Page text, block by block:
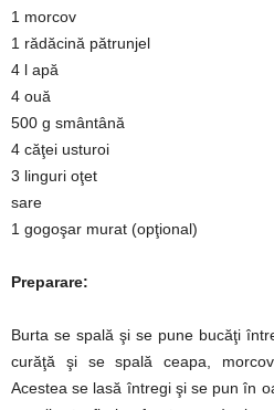
1 morcov
1 rădăcină pătrunjel
4 l apă
4 ouă
500 g smântână
4 căţei usturoi
3 linguri oţet
sare
1 gogoşar murat (opţional)
Preparare:
Burta se spală şi se pune bucăţi
curăţă şi se spală ceapa,
Acestea se lasă întregi şi se pun în